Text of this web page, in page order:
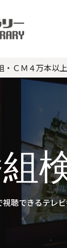
ＣＭ４万本以
聴できるテレ